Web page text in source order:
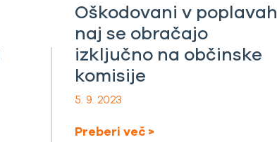
Oškodovani v poplavah
naj se obračajo
izključno na občinske
komisije
5. 9. 2023
Preberi več >